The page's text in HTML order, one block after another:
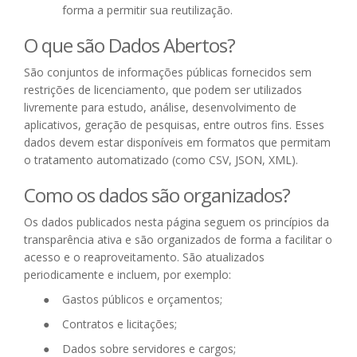
forma a permitir sua reutilização.
O que são Dados Abertos?
São conjuntos de informações públicas fornecidos sem
restrições de licenciamento, que podem ser utilizados
livremente para estudo, análise, desenvolvimento de
aplicativos, geração de pesquisas, entre outros fins. Esses
dados devem estar disponíveis em formatos que permitam
o tratamento automatizado (como CSV, JSON, XML).
Como os dados são organizados?
Os dados publicados nesta página seguem os princípios da
transparência ativa e são organizados de forma a facilitar o
acesso e o reaproveitamento. São atualizados
periodicamente e incluem, por exemplo:
Gastos públicos e orçamentos;
Contratos e licitações;
Dados sobre servidores e cargos;